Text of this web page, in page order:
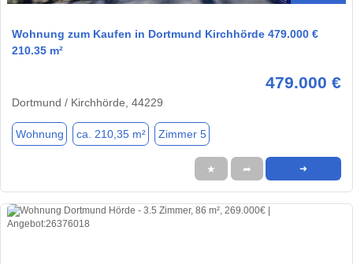
Wohnung zum Kaufen in Dortmund Kirchhörde 479.000 €
210.35 m²
479.000 €
Dortmund / Kirchhörde, 44229
Wohnung ca. 210,35 m² Zimmer 5
★ ➦ ➜